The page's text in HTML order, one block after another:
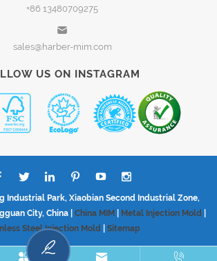
+86 13480709275
sales@harber-mim.com
US ON INSTAGRAM
Industrial Park, Xiaobian Second Industrial Zone,
City, China | China MIM| Metal Injection Mold
Steel Injection Mold
Sitemap